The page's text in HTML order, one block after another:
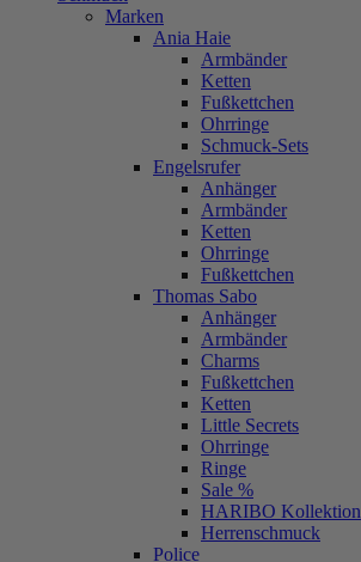
Marken
Ania Haie
Armbänder
Ketten
Fußkettchen
Ohrringe
Schmuck-Sets
Engelsrufer
Anhänger
Armbänder
Ketten
Ohrringe
Fußkettchen
Thomas Sabo
Anhänger
Armbänder
Charms
Fußkettchen
Ketten
Little Secrets
Ohrringe
Ringe
Sale %
HARIBO Kollektion
Herrenschmuck
Police